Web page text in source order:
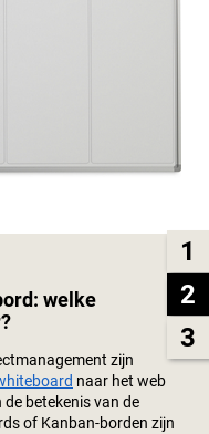
1
2
3
welke
zijn
naar het web
betekenis van de
of Kanban-borden zijn